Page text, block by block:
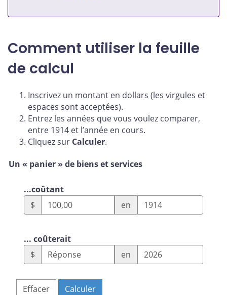
Comment utiliser la feuille
de calcul
Inscrivez un montant en dollars (les virgules et
espaces sont acceptées).
Entrez les années que vous voulez comparer,
entre 1914 et l’année en cours.
Cliquez sur Calculer.
Un « panier » de biens et services
...coûtant
$
en
... coûterait
$
en
Effacer Calculer